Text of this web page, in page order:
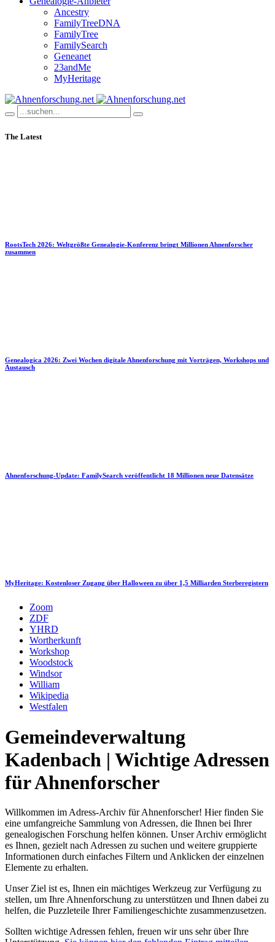
Ancestry
FamilyTreeDNA
FamilyTree
FamilySearch
Geneanet
23andMe
MyHeritage
The Latest
RootsTech 2026: Weltgrößte Genealogie-Konferenz bringt Millionen Ahnenforscher
zusammen
Genealogica 2026: Zwei Wochen digitale Ahnenforschung mit Vorträgen, Workshops und
Austausch
Ahnenforschung-Update: FamilySearch veröffentlicht 18 Millionen neue Datensätze
MyHeritage: Kostenloser Zugang über Halloween zu über 1,5 Milliarden Sterberegistern
Zoom
ZDF
YHRD
Wortherkunft
Workshop
Woodstock
Windsor
William
Wikipedia
Westfalen
Gemeindeverwaltung
Kadenbach | Wichtige Adressen
für Ahnenforscher
Willkommen im Adress-Archiv für Ahnenforscher! Hier finden Sie
eine umfangreiche Sammlung von Adressen, die Ihnen bei Ihrer
genealogischen Forschung helfen können. Unser Archiv ermöglicht
es Ihnen, gezielt nach Adressen zu suchen und weitere gruppierte
Informationen durch einfaches Filtern und Anklicken der einzelnen
Elemente zu erhalten.
Unser Ziel ist es, Ihnen ein mächtiges Werkzeug zur Verfügung zu
stellen, um Ihre Ahnenforschung zu unterstützen und Ihnen dabei zu
helfen, die Puzzleteile Ihrer Familiengeschichte zusammenzusetzen.
Sollten wichtige Adressen fehlen, freuen wir uns sehr über Ihre